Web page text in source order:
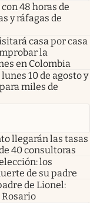
48 horas de
y ráfagas de
casa por casa
la
en Colombia
10 de agosto y
miles de
llegarán las tasas
40 consultoras
los
de su padre
de Lionel: